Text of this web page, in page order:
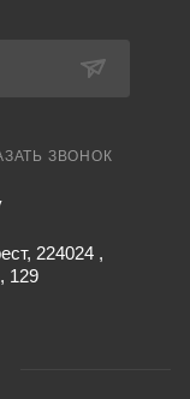
ЗВОНОК
224024 ,
129